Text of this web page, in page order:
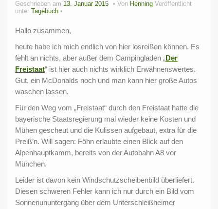
Unterwegs
Haushalt
Freizeit
Wohnmobil-Technik
Geschrieben am 13. Januar 2015 Von Henning Veröffentlicht
unter
Tagebuch
Hallo zusammen,
heute habe ich mich endlich von hier losreißen können. Es
fehlt an nichts, aber außer dem Campingladen „Der
Freistaat“ ist hier auch nichts wirklich Erwähnenswertes.
Gut, ein McDonalds noch und man kann hier große Autos
waschen lassen.
Für den Weg vom „Freistaat“ durch den Freistaat hatte die
bayerische Staatsregierung mal wieder keine Kosten und
Mühen gescheut und die Kulissen aufgebaut, extra für die
Preiß’n. Will sagen: Föhn erlaubte einen Blick auf den
Alpenhauptkamm, bereits von der Autobahn A8 vor
München.
Leider ist davon kein Windschutzscheibenbild überliefert.
Diesen schweren Fehler kann ich nur durch ein Bild vom
Sonnenununtergang über dem Unterschleißheimer